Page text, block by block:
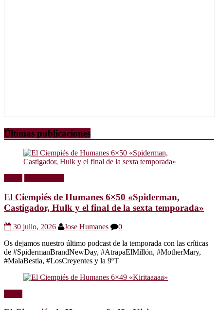
Últimas publicaciones
El Ciempiés de Humanes 6×50 «Spiderman,
Castigador, Hulk y el final de la sexta temporada»
30 julio, 2026 Jose Humanes
0
Os dejamos nuestro último podcast de la temporada con las críticas
de #SpidermanBrandNewDay, #AtrapaElMillón, #MotherMary,
#MalaBestia, #LosCreyentes y la 9ºT